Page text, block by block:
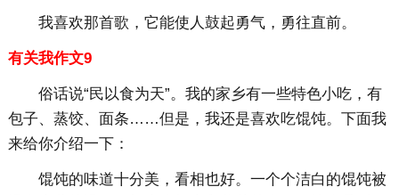
我喜欢那首歌，它能使人鼓起勇气，勇往直前。
有关我作文9
俗话说“民以食为天”。我的家乡有一些特色小吃，有
包子、蒸饺、面条……但是，我还是喜欢吃馄饨。下面我
来给你介绍一下：
馄饨的味道十分美，看相也好。一个个洁白的馄饨被